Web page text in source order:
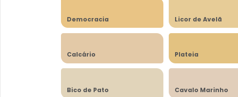
Democracia Licor de Avelã
Calcário Plateia
Bico de Pato Cavalo Marinho